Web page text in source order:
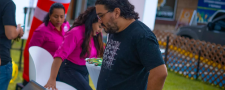
HAZARDOUS WASTE EUROPE
INDUSTRIAS SOLUCIONES GLOBALES
NUCLEAR SOLUTIONS
OFIS
SEDE BENELUX
VEOLIA AGRICULTURE